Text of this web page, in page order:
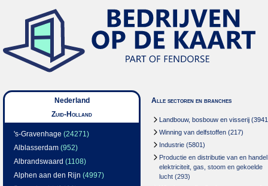
Nederland
Zuid-Holland
's-Gravenhage (24271)
Alblasserdam (952)
Albrandswaard (1108)
Alphen aan den Rijn (4997)
Alle sectoren en branches
Landbouw, bosbouw en visserij
Winning van delfstoffen (217)
Industrie (5801)
Productie en distributie van en
elektriciteit, gas, stoom en gekoelde
lucht (293)